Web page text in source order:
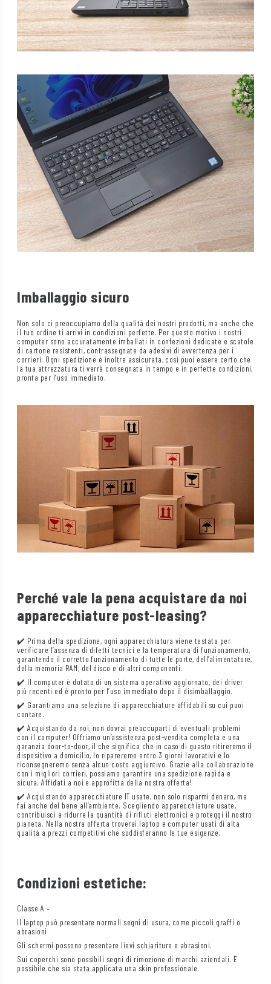
Imballaggio sicuro
Non solo ci preoccupiamo della qualità dei nostri prodotti, ma anche che
il tuo ordine ti arrivi in condizioni perfette. Per questo motivo i nostri
computer sono accuratamente imballati in confezioni dedicate e scatole
di cartone resistenti, contrassegnate da adesivi di avvertenza per i
corrieri. Ogni spedizione è inoltre assicurata, così puoi essere certo che
la tua attrezzatura ti verrà consegnata in tempo e in perfette condizioni,
pronta per l’uso immediato.
Perché vale la pena acquistare da noi
apparecchiature post-leasing?
✔️ Prima della spedizione, ogni apparecchiatura viene testata per
verificare l’assenza di difetti tecnici e la temperatura di funzionamento,
garantendo il corretto funzionamento di tutte le porte, dell’alimentatore,
della memoria RAM, del disco e di altri componenti.
✔️ Il computer è dotato di un sistema operativo aggiornato, dei driver
più recenti ed è pronto per l’uso immediato dopo il disimballaggio.
✔️ Garantiamo una selezione di apparecchiature affidabili su cui puoi
contare.
✔️ Acquistando da noi, non dovrai preoccuparti di eventuali problemi
con il computer! Offriamo un’assistenza post-vendita completa e una
garanzia door-to-door, il che significa che in caso di guasto ritireremo il
dispositivo a domicilio, lo ripareremo entro 3 giorni lavorativi e lo
riconsegneremo senza alcun costo aggiuntivo. Grazie alla collaborazione
con i migliori corrieri, possiamo garantire una spedizione rapida e
sicura. Affidati a noi e approfitta della nostra offerta!
✔️ Acquistando apparecchiature IT usate, non solo risparmi denaro, ma
fai anche del bene all’ambiente. Scegliendo apparecchiature usate,
contribuisci a ridurre la quantità di rifiuti elettronici e proteggi il nostro
pianeta. Nella nostra offerta troverai laptop e computer usati di alta
qualità a prezzi competitivi che soddisferanno le tue esigenze.
Condizioni estetiche:
Classe A –
Il laptop può presentare normali segni di usura, come piccoli graffi o
abrasioni
Gli schermi possono presentare lievi schiariture e abrasioni.
Sui coperchi sono possibili segni di rimozione di marchi aziendali. È
possibile che sia stata applicata una skin professionale.